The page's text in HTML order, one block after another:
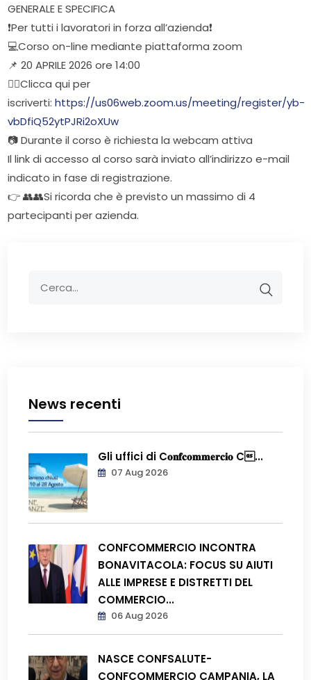
News recenti
Gli uffici di C𝐨𝐧𝐟𝐜𝐨𝐦𝐦𝐞𝐫𝐜𝐢𝐨 C...
07 Aug 2026
CONFCOMMERCIO INCONTRA
BONAVITACOLA: FOCUS SU AIUTI
ALLE IMPRESE E DISTRETTI DEL
COMMERCIO...
06 Aug 2026
NASCE CONFSALUTE-
CONFCOMMERCIO CAMPANIA, LA
GENERALE E SPECIFICA
❗Per tutti i lavoratori in forza all’azienda❗
💻Corso on-line mediante piattaforma zoom
📌 20 APRILE 2026 ore 14:00
👉🏻Clicca qui per
iscriverti:https://us06web.zoom.us/meeting/register/yb-
vbDfiQ52ytPJRi2oXUw
📷 Durante il corso è richiesta la webcam attiva
Il link di accesso al corso sarà inviato all’indirizzo e-mail
indicato in fase di registrazione.
👉 👥👥Si ricorda che è previsto un massimo di 4
partecipanti per azienda.